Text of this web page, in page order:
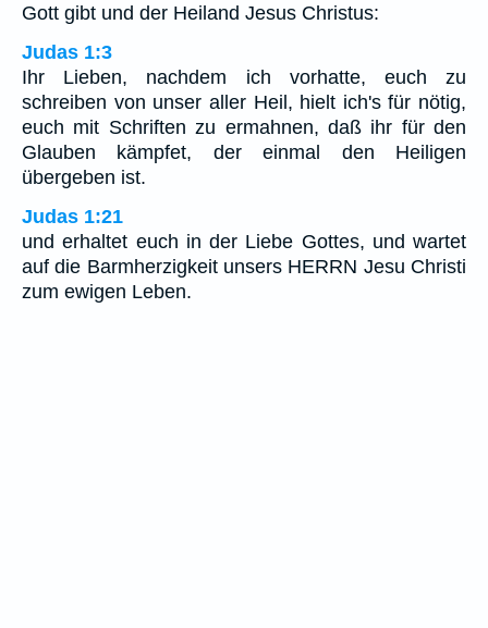
Gott gibt und der Heiland Jesus Christus:
Judas 1:3
Ihr Lieben, nachdem ich vorhatte, euch zu
schreiben von unser aller Heil, hielt ich's für nötig,
euch mit Schriften zu ermahnen, daß ihr für den
Glauben kämpfet, der einmal den Heiligen
übergeben ist.
Judas 1:21
und erhaltet euch in der Liebe Gottes, und wartet
auf die Barmherzigkeit unsers HERRN Jesu Christi
zum ewigen Leben.